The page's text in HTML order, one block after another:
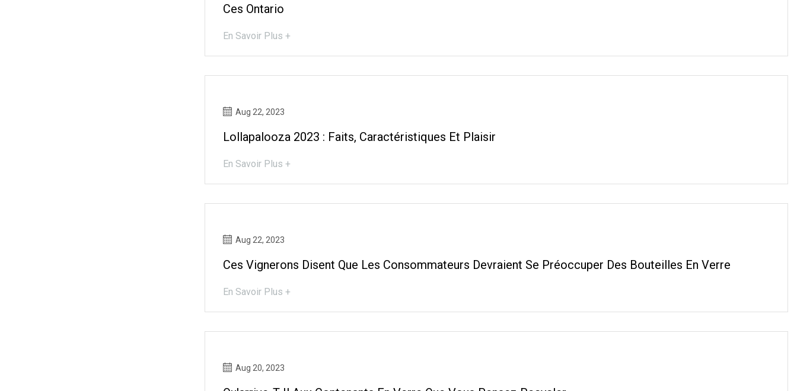
Ces Ontario
En Savoir Plus +
Aug 22, 2023
Lollapalooza 2023 : Faits, Caractéristiques Et Plaisir
En Savoir Plus +
Aug 22, 2023
Ces Vignerons Disent Que Les Consommateurs Devraient Se Préoccuper Des Bouteilles En Verre
En Savoir Plus +
Aug 20, 2023